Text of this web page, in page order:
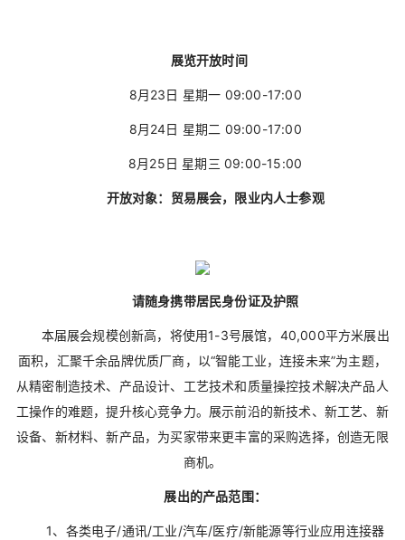
展览开放时间
8月23日 星期一 09:00-17:00
8月24日 星期二 09:00-17:00
8月25日 星期三 09:00-15:00
开放对象：贸易展会，限业内人士参观
请随身携带居民身份证及护照
本届展会规模创新高，将使用1-3号展馆，40,000平方米展出
面积，汇聚千余品牌优质厂商，以“智能工业，连接未来”为主题，
从精密制造技术、产品设计、工艺技术和质量操控技术解决产品人
工操作的难题，提升核心竞争力。展示前沿的新技术、新工艺、新
设备、新材料、新产品，为买家带来更丰富的采购选择，创造无限
商机。
展出的产品范围：
1、各类电子/通讯/工业/汽车/医疗/新能源等行业应用连接器